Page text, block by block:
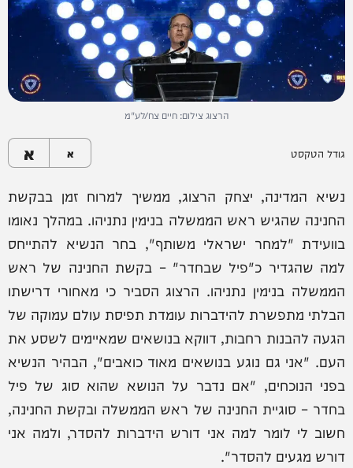
הרצוג צילום: חיים צח/לע"מ
גודל הטקסט א א
נשיא המדינה, יצחק הרצוג, ממשיך למרוח זמן בבקשת
החנינה שהגיש ראש הממשלה בנימין נתניהו. במהלך נאומו
בוועידת "למחר ישראלי משותף", בחר הנשיא להתייחס
למה שהגדיר כ"פיל שבחדר" – בקשת החנינה של ראש
הממשלה בנימין נתניהו. הרצוג הסביר כי מאחורי דרישתו
הבלתי מתפשרת להידברות עומדת תפיסת עולם עמוקה של
הגעה להבנות רחבות, דווקא בנושאים שמאיימים לשסע את
העם. "אני גם נוגע בנושאים מאוד כואבים", הבהיר הנשיא
בפני הנוכחים, "אם נדבר על הנושא שהוא סוג של פיל
בחדר – סוגיית החנינה של ראש הממשלה ובקשת החנינה,
חשוב לי לומר למה אני דורש הידברות להסדר, ולמה אני
דורש מגעים להסדר".